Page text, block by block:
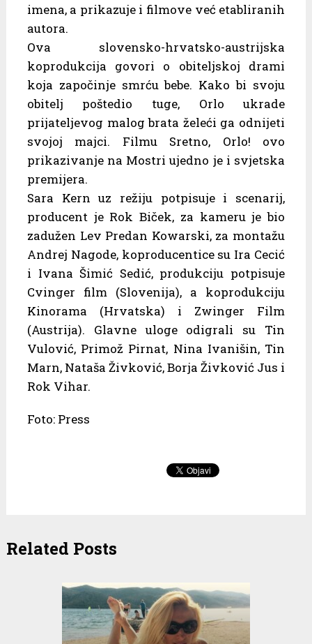
imena, a prikazuje i filmove već etabliranih
autora.
Ova slovensko-hrvatsko-austrijska
koprodukcija govori o obiteljskoj drami
koja započinje smrću bebe. Kako bi svoju
obitelj poštedio tuge, Orlo ukrade
prijateljevog malog brata želeći ga odnijeti
svojoj majci. Filmu Sretno, Orlo! ovo
prikazivanje na Mostri ujedno je i svjetska
premijera.
Sara Kern uz režiju potpisuje i scenarij,
producent je Rok Biček, za kameru je bio
zadužen Lev Predan Kowarski, za montažu
Andrej Nagode, koproducentice su Ira Cecić
i Ivana Šimić Sedić, produkciju potpisuje
Cvinger film (Slovenija), a koprodukciju
Kinorama (Hrvatska) i Zwinger Film
(Austrija). Glavne uloge odigrali su Tin
Vulović, Primož Pirnat, Nina Ivanišin, Tin
Marn, Nataša Živković, Borja Živković Jus i
Rok Vihar.
Foto: Press
Related Posts